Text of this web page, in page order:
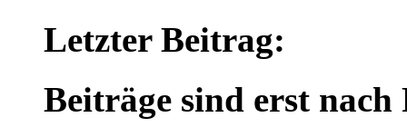
Letzter Beitrag:
Beiträge sind erst